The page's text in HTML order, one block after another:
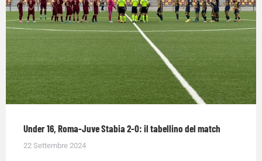
Under 16, Roma-Juve Stabia 2-0: il tabellino del match
22 Settembre 2024